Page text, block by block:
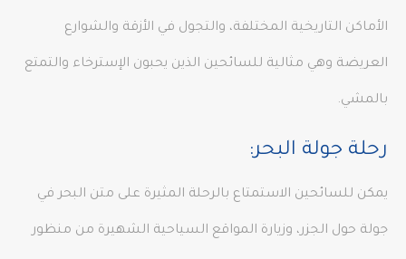
الأماكن التاريخية المختلفة، والتجول في الأزقة والشوارع
العريضة وهي مثالية للسائحين الذين يحبون الإسترخاء والتمتع
بالمشي.
رحلة جولة البحر:
يمكن للسائحين الاستمتاع بالرحلة المثيرة على متن البحر في
جولة حول الجزر، وزيارة المواقع السياحية الشهيرة من منظور